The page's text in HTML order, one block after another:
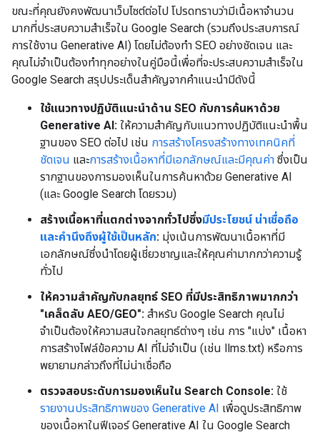
ขณะที่คุณยังคงพัฒนาเว็บไซต์ต่อไป โปรดทราบว่ามีเนื้อหาจำนวน
มากที่ประสบความสำเร็จใน Google Search (รวมถึงประสบการณ์
การใช้งาน Generative AI) โดยไม่ต้องทำ SEO อย่างชัดเจน และ
คุณไม่จำเป็นต้องทำทุกอย่างในคู่มือนี้เพื่อที่จะประสบความสำเร็จใน
Google Search สรุปประเด็นสำคัญจากคำแนะนำมีดังนี้
ใช้แนวทางปฏิบัติแนะนำด้าน SEO กับการค้นหาด้วย
Generative AI: ให้ความสำคัญกับแนวทางปฏิบัติแนะนำพื้น
ฐานของ SEO ต่อไป เช่น การสร้างโครงสร้างทางเทคนิคที่
ชัดเจน และการสร้างเนื้อหาที่มีเอกลักษณ์และมีคุณค่า ซึ่งเป็น
รากฐานของการมองเห็นในการค้นหาด้วย Generative AI
(และ Google Search โดยรวม)
สร้างเนื้อหาที่แตกต่างจากทั่วไปซึ่งมีประโยชน์ น่าเชื่อถือ
และคำนึงถึงผู้ใช้เป็นหลัก: มุ่งเน้นการพัฒนาเนื้อหาที่มี
เอกลักษณ์ซึ่งนำโดยผู้เชี่ยวชาญและให้คุณค่ามากกว่าความรู้
ทั่วไป
ให้ความสำคัญกับกลยุทธ์ SEO ที่มีประสิทธิภาพมากกว่า
"เคล็ดลับ AEO/GEO": สำหรับ Google Search คุณไม่
จำเป็นต้องให้ความสนใจกลยุทธ์ต่างๆ เช่น การ "แบ่ง" เนื้อหา
การสร้างไฟล์ข้อความ AI ที่ไม่จำเป็น (เช่น llms.txt) หรือการ
พยายามกล่าวถึงที่ไม่น่าเชื่อถือ
ตรวจสอบระดับการมองเห็นใน Search Console: ใช้
รายงานประสิทธิภาพของ Generative AI เพื่อดูประสิทธิภาพ
ของเนื้อหาในฟีเจอร์ Generative AI ใน Google Search